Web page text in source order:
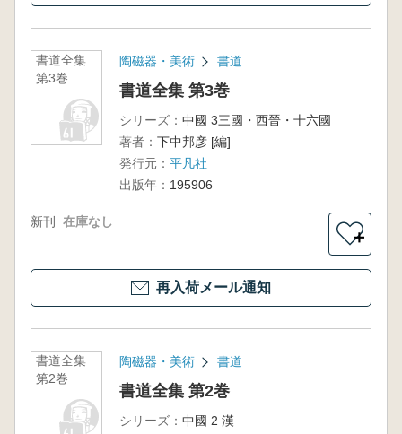
書道全集
第3巻
陶磁器・美術 書道
書道全集 第3巻
シリーズ： 中國 3三國・西晉・十六國
著者： 下中邦彦 [編]
発行元： 平凡社
出版年： 195906
新刊 在庫なし
＋
再入荷メール通知
書道全集
第2巻
陶磁器・美術 書道
書道全集 第2巻
シリーズ： 中國 2 漢